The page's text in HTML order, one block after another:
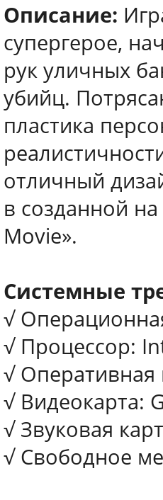
Описание:
супергерое,
рук уличных
убийц.
пластика
отличный
в созданной
Movie».
Системные
√
√ Процессор:
√ Оперативная
√ Видеокарта:
√ Звуковая
√ Свободное